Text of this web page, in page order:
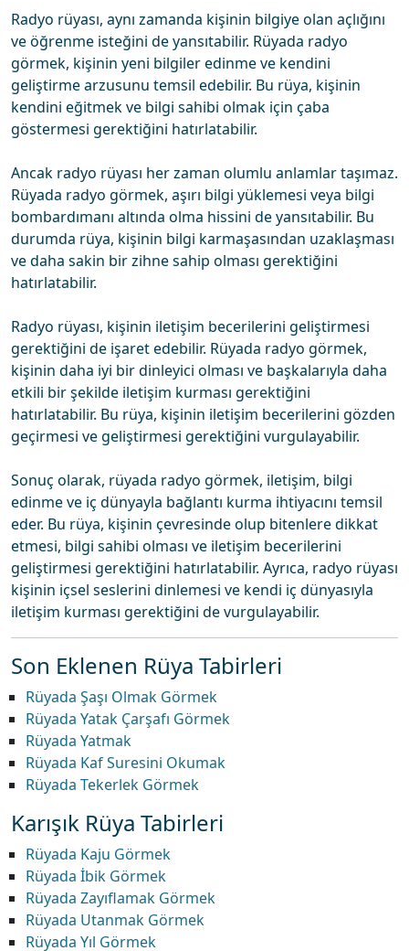
Radyo rüyası, aynı zamanda kişinin bilgiye olan açlığını
ve öğrenme isteğini de yansıtabilir. Rüyada radyo
görmek, kişinin yeni bilgiler edinme ve kendini
geliştirme arzusunu temsil edebilir. Bu rüya, kişinin
kendini eğitmek ve bilgi sahibi olmak için çaba
göstermesi gerektiğini hatırlatabilir.
Ancak radyo rüyası her zaman olumlu anlamlar taşımaz.
Rüyada radyo görmek, aşırı bilgi yüklemesi veya bilgi
bombardımanı altında olma hissini de yansıtabilir. Bu
durumda rüya, kişinin bilgi karmaşasından uzaklaşması
ve daha sakin bir zihne sahip olması gerektiğini
hatırlatabilir.
Radyo rüyası, kişinin iletişim becerilerini geliştirmesi
gerektiğini de işaret edebilir. Rüyada radyo görmek,
kişinin daha iyi bir dinleyici olması ve başkalarıyla daha
etkili bir şekilde iletişim kurması gerektiğini
hatırlatabilir. Bu rüya, kişinin iletişim becerilerini gözden
geçirmesi ve geliştirmesi gerektiğini vurgulayabilir.
Sonuç olarak, rüyada radyo görmek, iletişim, bilgi
edinme ve iç dünyayla bağlantı kurma ihtiyacını temsil
eder. Bu rüya, kişinin çevresinde olup bitenlere dikkat
etmesi, bilgi sahibi olması ve iletişim becerilerini
geliştirmesi gerektiğini hatırlatabilir. Ayrıca, radyo rüyası
kişinin içsel seslerini dinlemesi ve kendi iç dünyasıyla
iletişim kurması gerektiğini de vurgulayabilir.
Son Eklenen Rüya Tabirleri
Rüyada Şaşı Olmak Görmek
Rüyada Yatak Çarşafı Görmek
Rüyada Yatmak
Rüyada Kaf Suresini Okumak
Rüyada Tekerlek Görmek
Karışık Rüya Tabirleri
Rüyada Kaju Görmek
Rüyada İbik Görmek
Rüyada Zayıflamak Görmek
Rüyada Utanmak Görmek
Rüyada Yıl Görmek